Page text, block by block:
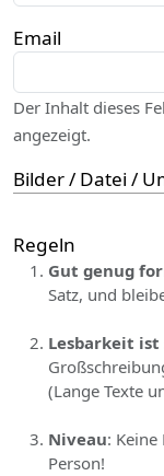
Email
Der Inhalt dieses
angezeigt.
Bilder / Datei /
Regeln
Gut genug
Satz, und
Lesbarkeit
(Lange Texte
Niveau:
Person!